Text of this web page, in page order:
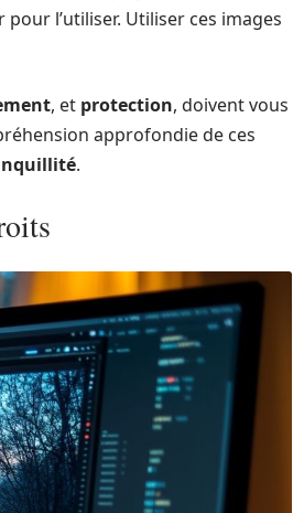
pour l’utiliser. Utiliser ces images
, et protection, doivent vous
approfondie de ces
.